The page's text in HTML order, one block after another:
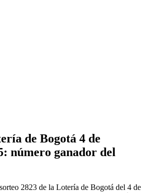
de Bogotá 4 de
número ganador del
2823 de la Lotería de Bogotá del 4 de